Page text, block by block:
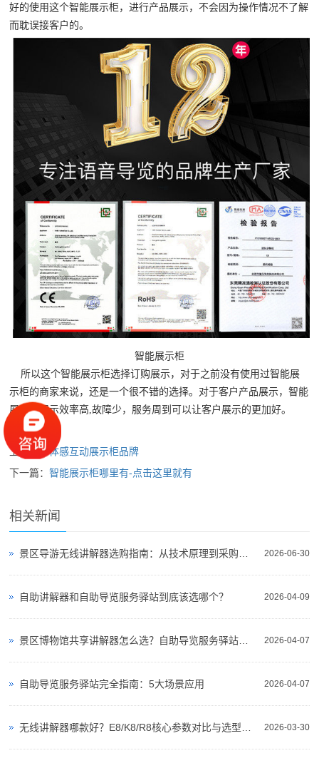
好的使用这个智能展示柜，进行产品展示，不会因为操作情况不了解
而耽误接客户的。
智能展示柜
所以这个智能展示柜选择订购展示，对于之前没有使用过智能展
示柜的商家来说，还是一个很不错的选择。对于客户产品展示，智能
展示柜展示效率高,故障少，服务周到可以让客户展示的更加好。
上一篇：体感互动展示柜品牌
下一篇：智能展示柜哪里有-点击这里就有
相关新闻
2026-06-30
景区导游无线讲解器选购指南：从技术原理到采购决策
2026-04-09
自助讲解器和自助导览服务驿站到底该选哪个？
2026-04-07
景区博物馆共享讲解器怎么选？自助导览服务驿站部署全攻略（2026版）
2026-04-07
自助导览服务驿站完全指南：5大场景应用
2026-03-30
无线讲解器哪款好？E8/K8/R8核心参数对比与选型指南